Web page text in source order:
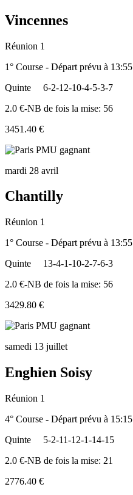
Vincennes
Réunion 1
1° Course - Départ prévu à 13:55
Quinte
6-2-12-10-4-5-3-7
2.0 €-NB de fois la mise: 56
3451.40 €
mardi 28 avril
Chantilly
Réunion 1
1° Course - Départ prévu à 13:55
Quinte
13-4-1-10-2-7-6-3
2.0 €-NB de fois la mise: 56
3429.80 €
samedi 13 juillet
Enghien Soisy
Réunion 1
4° Course - Départ prévu à 15:15
Quinte
5-2-11-12-1-14-15
2.0 €-NB de fois la mise: 21
2776.40 €